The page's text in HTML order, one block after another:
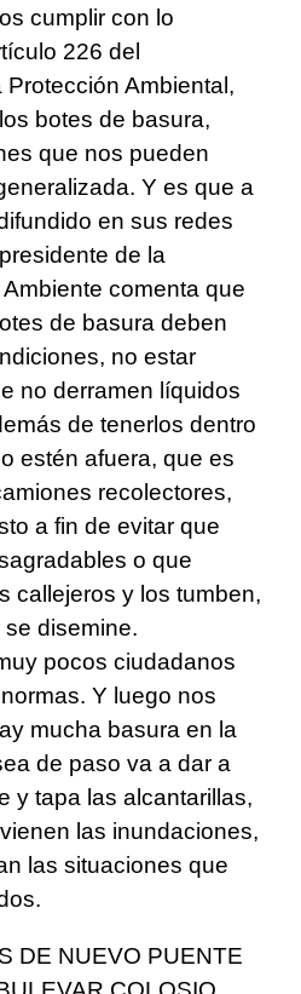
cumplir con lo
226 del
Ambiental,
botes de basura,
que nos pueden
Y es que a
en sus redes
de la
comenta que
de basura deben
no estar
no derramen líquidos
de tenerlos dentro
estén afuera, que es
recolectores,
a fin de evitar que
o que
callejeros y los tumben,
disemine.
pocos ciudadanos
Y luego nos
mucha basura en la
de paso va a dar a
y tapa las alcantarillas,
las inundaciones,
las situaciones que
DE NUEVO PUENTE